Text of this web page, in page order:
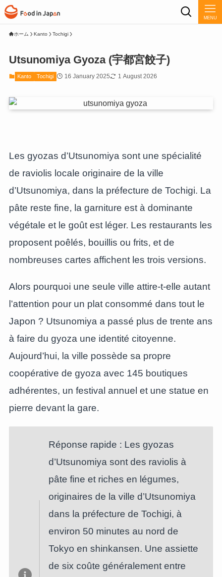
MENU
ホーム Kanto Tochigi
Utsunomiya Gyoza (宇都宮餃子)
Kanto Tochigi 16 January 2025 1 August 2026
Les gyozas d’Utsunomiya sont une spécialité
de raviolis locale originaire de la ville
d’Utsunomiya, dans la préfecture de Tochigi. La
pâte reste fine, la garniture est à dominante
végétale et le goût est léger. Les restaurants les
proposent poêlés, bouillis ou frits, et de
nombreuses cartes affichent les trois versions.
Alors pourquoi une seule ville attire-t-elle autant
l’attention pour un plat consommé dans tout le
Japon ? Utsunomiya a passé plus de trente ans
à faire du gyoza une identité citoyenne.
Aujourd’hui, la ville possède sa propre
coopérative de gyoza avec 145 boutiques
adhérentes, un festival annuel et une statue en
pierre devant la gare.
Réponse rapide : Les gyozas
d’Utsunomiya sont des raviolis à
pâte fine et riches en légumes,
originaires de la ville d’Utsunomiya
dans la préfecture de Tochigi, à
environ 50 minutes au nord de
Tokyo en shinkansen. Une assiette
de six coûte généralement entre